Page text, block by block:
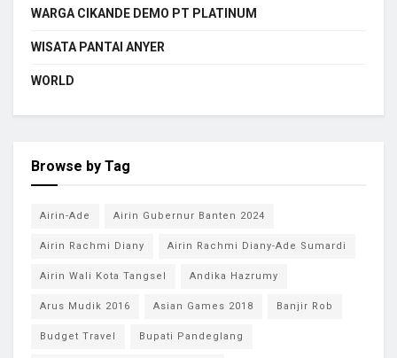
WARGA CIKANDE DEMO PT PLATINUM
WISATA PANTAI ANYER
WORLD
Browse by Tag
Airin-Ade Airin Gubernur Banten 2024
Airin Rachmi Diany Airin Rachmi Diany-Ade Sumardi
Airin Wali Kota Tangsel Andika Hazrumy
Arus Mudik 2016 Asian Games 2018 Banjir Rob
Budget Travel Bupati Pandeglang